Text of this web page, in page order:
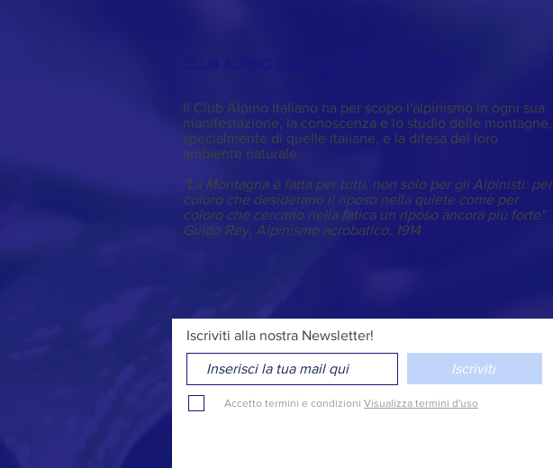
Il Club Alpino Italiano ha per scopo l'alpinismo in ogni sua
manifestazione, la conoscenza e lo studio delle montagne,
specialmente di quelle italiane, e la difesa del loro
ambiente naturale.
"La Montagna è fatta per tutti, non solo per gli Alpinisti: per
coloro che desiderano il riposo nella quiete come per
coloro che cercano nella fatica un riposo ancora più forte"
Guido Rey, Alpinismo acrobatico , 1914
Iscriviti alla nostra Newsletter!
Iscriviti
Accetto termini e condizioni Visualizza termini d'uso